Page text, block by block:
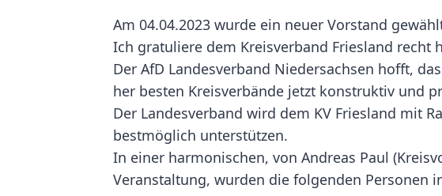
Am 04.04.2023 wurde ein neuer Vorstand
Ich gratuliere dem Kreisverband Friesland recht
DerAfD Landesverband Niedersachsen hofft,
her besten Kreisverbände jetzt konstruktiv und
Der Landesverband wird dem KV Friesland mit
bestmöglich unterstützen.
In einer harmonischen, von Andreas Paul
Veranstaltung, wurden die folgenden Personen